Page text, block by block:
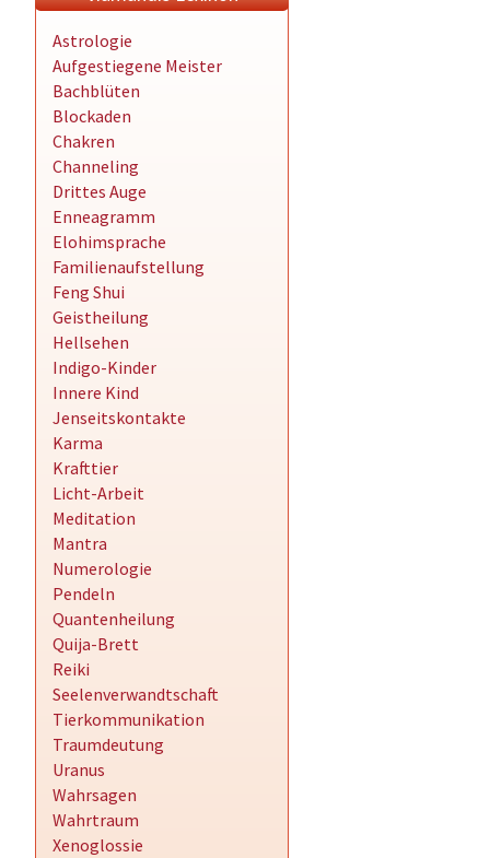
Astrologie
Aufgestiegene Meister
Bachblüten
Blockaden
Chakren
Channeling
Drittes Auge
Enneagramm
Elohimsprache
Familienaufstellung
Feng Shui
Geistheilung
Hellsehen
Indigo-Kinder
Innere Kind
Jenseitskontakte
Karma
Krafttier
Licht-Arbeit
Meditation
Mantra
Numerologie
Pendeln
Quantenheilung
Quija-Brett
Reiki
Seelenverwandtschaft
Tierkommunikation
Traumdeutung
Uranus
Wahrsagen
Wahrtraum
Xenoglossie